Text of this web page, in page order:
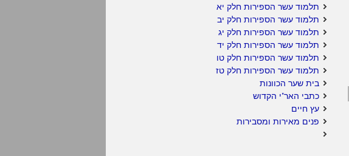
תלמוד עשר הספירות חלק יא
תלמוד עשר הספירות חלק יב
תלמוד עשר הספירות חלק יג
תלמוד עשר הספירות חלק יד
תלמוד עשר הספירות חלק טו
תלמוד עשר הספירות חלק טז
בית שער הכוונות
כתבי האר"י הקדוש
עץ חיים
פנים מאירות ומסבירות